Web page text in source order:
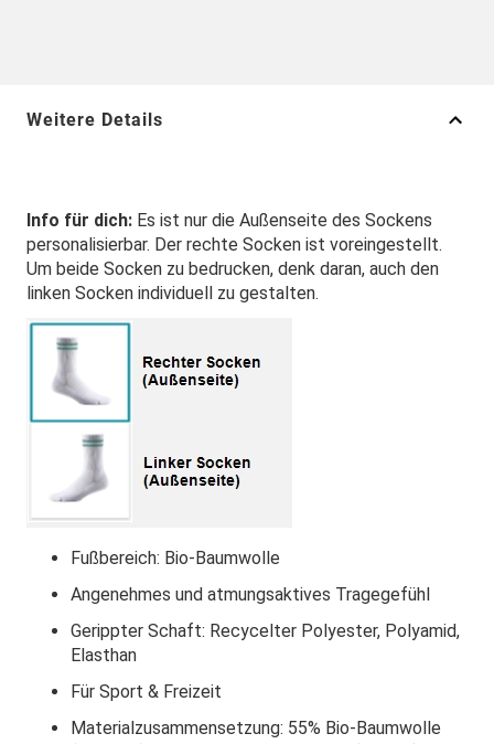
Weitere Details
Info für dich: Es ist nur die Außenseite des Sockens
personalisierbar. Der rechte Socken ist voreingestellt.
Um beide Socken zu bedrucken, denk daran, auch den
linken Socken individuell zu gestalten.
Fußbereich: Bio-Baumwolle
Angenehmes und atmungsaktives Tragegefühl
Gerippter Schaft: Recycelter Polyester, Polyamid,
Elasthan
Für Sport & Freizeit
Materialzusammensetzung: 55% Bio-Baumwolle